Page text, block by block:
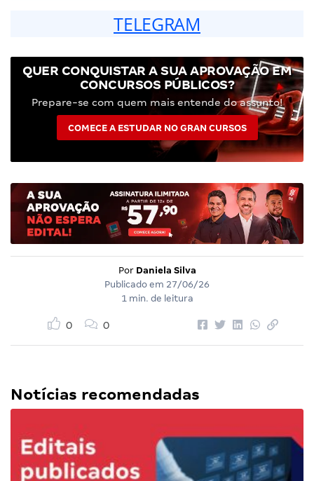
TELEGRAM
QUER CONQUISTAR A SUA APROVAÇÃO EM
CONCURSOS PÚBLICOS?
Prepare-se com quem mais entende do assunto!
COMECE A ESTUDAR NO GRAN CURSOS
Por Daniela Silva
Publicado em 27/06/26
1 min. de leitura
0 0
Notícias recomendadas